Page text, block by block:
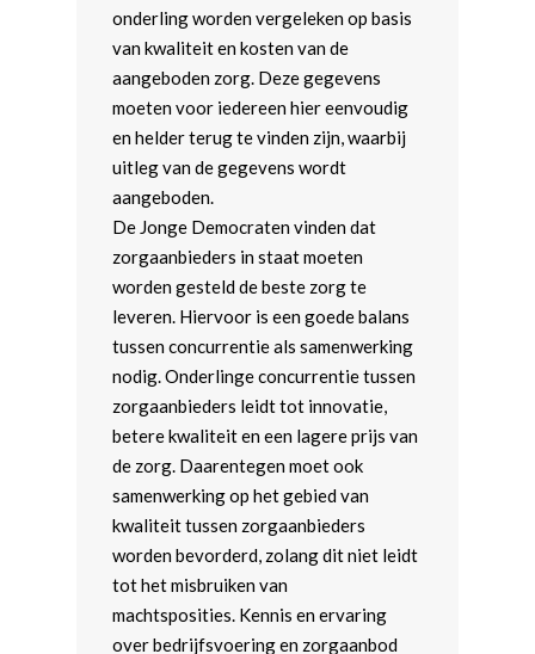
onderling worden vergeleken op basis
van kwaliteit en kosten van de
aangeboden zorg. Deze gegevens
moeten voor iedereen hier eenvoudig
en helder terug te vinden zijn, waarbij
uitleg van de gegevens wordt
aangeboden.
De Jonge Democraten vinden dat
zorgaanbieders in staat moeten
worden gesteld de beste zorg te
leveren. Hiervoor is een goede balans
tussen concurrentie als samenwerking
nodig. Onderlinge concurrentie tussen
zorgaanbieders leidt tot innovatie,
betere kwaliteit en een lagere prijs van
de zorg. Daarentegen moet ook
samenwerking op het gebied van
kwaliteit tussen zorgaanbieders
worden bevorderd, zolang dit niet leidt
tot het misbruiken van
machtsposities. Kennis en ervaring
over bedrijfsvoering en zorgaanbod